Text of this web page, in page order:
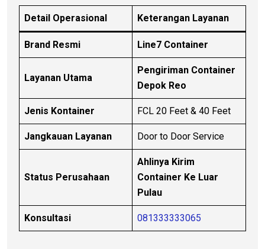
Detail Operasional Keterangan Layanan
Brand Resmi Line7 Container
Layanan Utama
Pengiriman Container
Depok Reo
Jenis Kontainer FCL 20 Feet & 40 Feet
Jangkauan Layanan Door to Door Service
Status Perusahaan
Ahlinya Kirim
Container Ke Luar
Pulau
Konsultasi 081333333065